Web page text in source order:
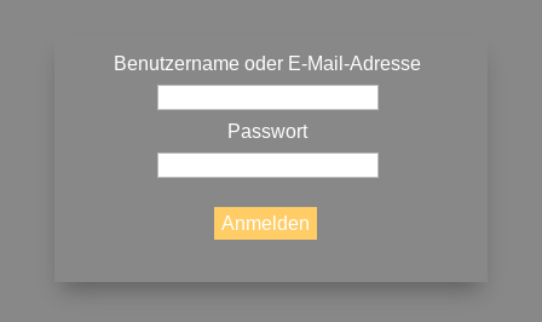
Benutzername oder E-Mail-Adresse
Passwort